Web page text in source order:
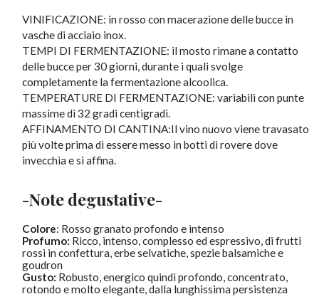
VINIFICAZIONE: in rosso con macerazione delle bucce in
vasche di acciaio inox.
TEMPI DI FERMENTAZIONE: il mosto rimane a contatto
delle bucce per 30 giorni, durante i quali svolge
completamente la fermentazione alcoolica.
TEMPERATURE DI FERMENTAZIONE: variabili con punte
massime di 32 gradi centigradi.
AFFINAMENTO DI CANTINA:Il vino nuovo viene travasato
più volte prima di essere messo in botti di rovere dove
invecchia e si affina.
-Note degustative-
Colore: Rosso granato profondo e intenso
Profumo: Ricco, intenso, complesso ed espressivo, di frutti
rossi in confettura, erbe selvatiche, spezie balsamiche e
goudron
Gusto: Robusto, energico quindi profondo, concentrato,
rotondo e molto elegante, dalla lunghissima persistenza